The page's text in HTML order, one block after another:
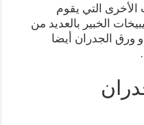
الأخرى التي يقوم
الخبير بالعديد من
ورق الجدران أيضا